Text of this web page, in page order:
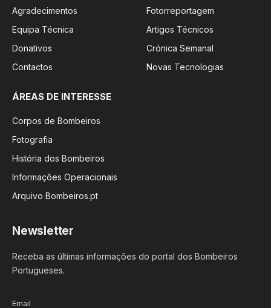
Agradecimentos
Equipa Técnica
Donativos
Contactos
Fotorreportagem
Artigos Técnicos
Crónica Semanal
Novas Tecnologias
ÁREAS DE INTERESSE
Corpos de Bombeiros
Fotografia
História dos Bombeiros
Informações Operacionais
Arquivo Bombeiros.pt
Newsletter
Receba as últimas informações do portal dos Bombeiros
Portugueses.
Email